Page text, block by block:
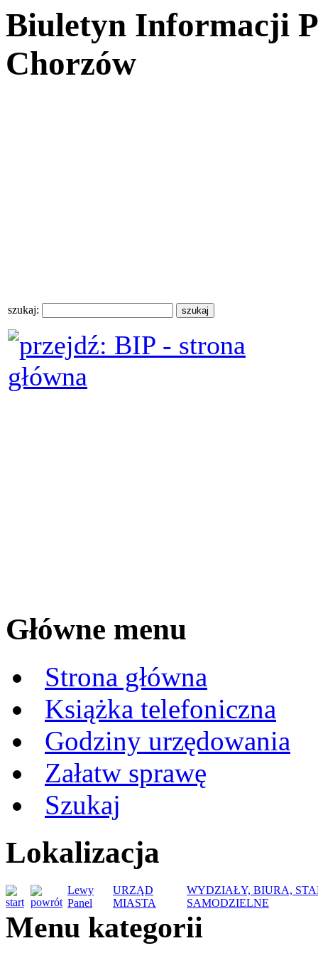
Biuletyn Informacji
Chorzów
szukaj:
Główne menu
Strona główna
Książka telefoniczna
Godziny urzędowania
Załatw sprawę
Szukaj
Lokalizacja
Lewy
Panel
URZĄD
MIASTA
WYDZIAŁY, BIURA,
SAMODZIELNE
Menu kategorii